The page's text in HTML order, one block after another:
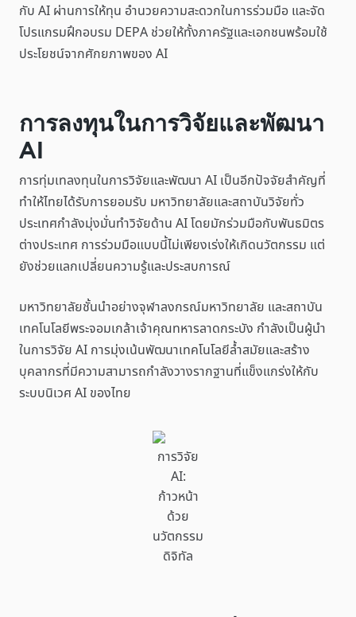
กับ AI ผ่านการให้ทุน อำนวยความสะดวกในการร่วมมือ และจัด
โปรแกรมฝึกอบรม DEPA ช่วยให้ทั้งภาครัฐและเอกชนพร้อมใช้
ประโยชน์จากศักยภาพของ AI
การลงทุนในการวิจัยและพัฒนา
AI
การทุ่มเทลงทุนในการวิจัยและพัฒนา AI เป็นอีกปัจจัยสำคัญที่
ทำให้ไทยได้รับการยอมรับ มหาวิทยาลัยและสถาบันวิจัยทั่ว
ประเทศกำลังมุ่งมั่นทำวิจัยด้าน AI โดยมักร่วมมือกับพันธมิตร
ต่างประเทศ การร่วมมือแบบนี้ไม่เพียงเร่งให้เกิดนวัตกรรม แต่
ยังช่วยแลกเปลี่ยนความรู้และประสบการณ์
มหาวิทยาลัยชั้นนำอย่างจุฬาลงกรณ์มหาวิทยาลัย และสถาบัน
เทคโนโลยีพระจอมเกล้าเจ้าคุณทหารลาดกระบัง กำลังเป็นผู้นำ
ในการวิจัย AI การมุ่งเน้นพัฒนาเทคโนโลยีล้ำสมัยและสร้าง
บุคลากรที่มีความสามารถกำลังวางรากฐานที่แข็งแกร่งให้กับ
ระบบนิเวศ AI ของไทย
การวิจัย
AI:
ก้าวหน้า
ด้วย
นวัตกรรม
ดิจิทัล